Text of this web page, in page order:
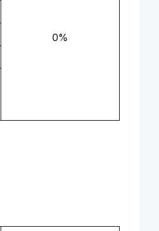
0%